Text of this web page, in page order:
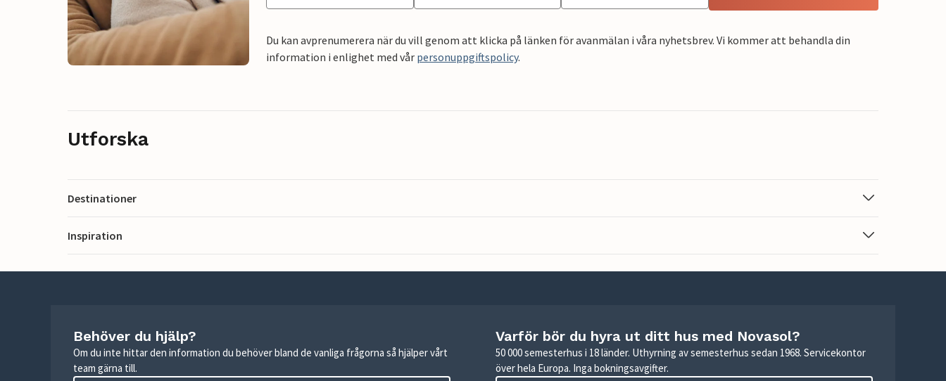
Du kan avprenumerera när du vill genom att klicka på länken för avanmälan i våra nyhetsbrev. Vi kommer att behandla din
information i enlighet med vår personuppgiftspolicy.
Utforska
Destinationer
Inspiration
Behöver du hjälp?
Om du inte hittar den information du behöver bland de vanliga frågorna så hjälper vårt
team gärna till.
Varför bör du hyra ut ditt hus med Novasol?
50 000 semesterhus i 18 länder. Uthyrning av semesterhus sedan 1968. Servicekontor
över hela Europa. Inga bokningsavgifter.